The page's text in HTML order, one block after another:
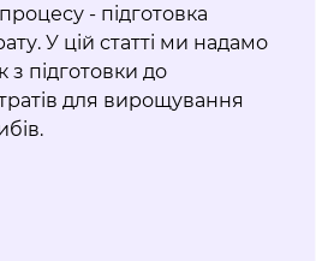
- підготовка
У цій статті ми надамо
з підготовки до
для вирощування